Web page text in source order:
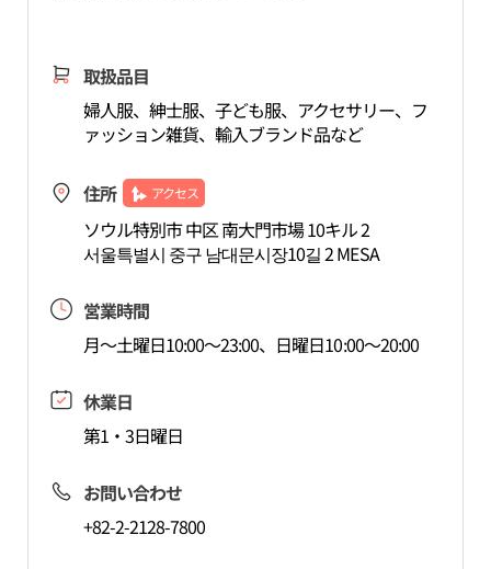
取扱品目
婦人服、紳士服、子ども服、アクセサリー、フ
ァッション雑貨、輸入ブランド品など
住所 アクセス
ソウル特別市 中区 南大門市場 10キル 2
서울특별시 중구 남대문시장10길 2 MESA
営業時間
月～土曜日10:00～23:00、日曜日10:00～20:00
休業日
第1・3日曜日
お問い合わせ
+82-2-2128-7800